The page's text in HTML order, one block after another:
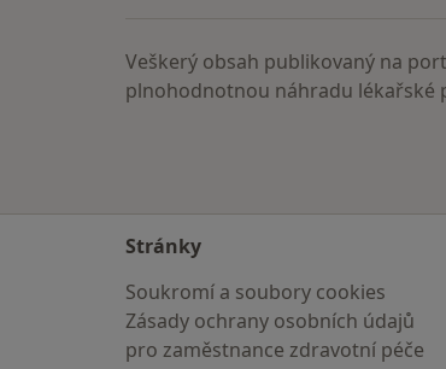
Veškerý obsah publikovaný na
plnohodnotnou náhradu lékařské
Stránky
Soukromí a soubory cookies
Zásady ochrany osobních údajů
pro zaměstnance zdravotní péče